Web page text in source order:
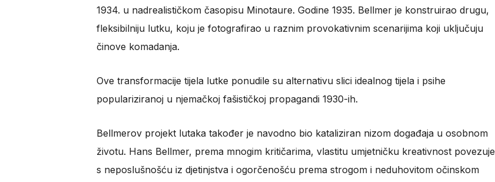
1934. u nadrealističkom časopisu Minotaure. Godine 1935. Bellmer je konstruirao drugu,
fleksibilniju lutku, koju je fotografirao u raznim provokativnim scenarijima koji uključuju
činove komadanja.
Ove transformacije tijela lutke ponudile su alternativu slici idealnog tijela i psihe
populariziranoj u njemačkoj fašističkoj propagandi 1930-ih.
Bellmerov projekt lutaka također je navodno bio kataliziran nizom događaja u osobnom
životu. Hans Bellmer, prema mnogim kritičarima, vlastitu umjetničku kreativnost povezuje
s neposlušnošću iz djetinjstva i ogorčenošću prema strogom i neduhovitom očinskom